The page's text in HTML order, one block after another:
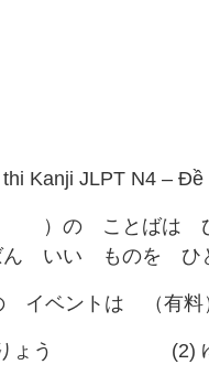
thi Kanji JLPT N4 – Đề
の ことばは ひら
ん いい ものを ひ
イベントは （有料
りょう (2) ゆ